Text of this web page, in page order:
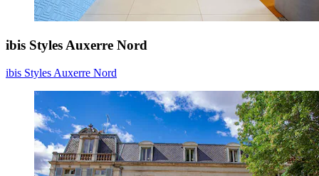
ibis Styles Auxerre Nord
ibis Styles Auxerre Nord